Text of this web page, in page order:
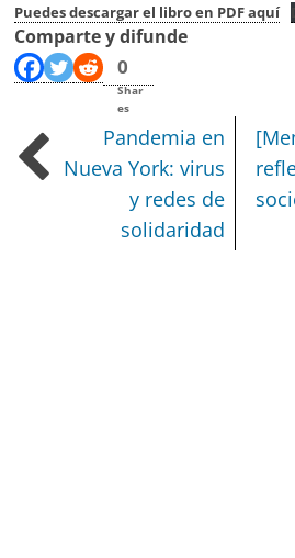
Puedes descargar el libro en PDF aquí
Comparte y difunde
0
Shar
es
Pandemia en
Nueva York: virus
y redes de
solidaridad